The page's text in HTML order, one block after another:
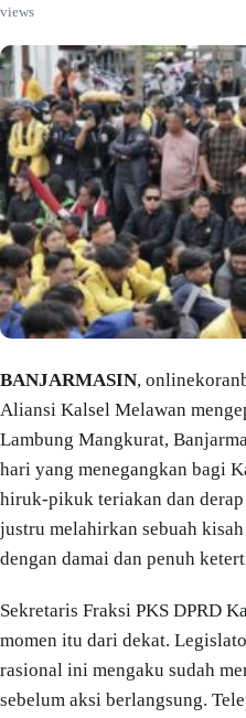
views
BANJARMASIN,
Aliansi Kalsel Melawan
Lambung Mangkurat,
hari yang menegangkan bagi
hiruk-pikuk teriakan dan
justru melahirkan sebuah
dengan damai dan penuh
Sekretaris Fraksi PKS DPRD
momen itu dari dekat.
rasional ini mengaku sudah
sebelum aksi berlangsung.